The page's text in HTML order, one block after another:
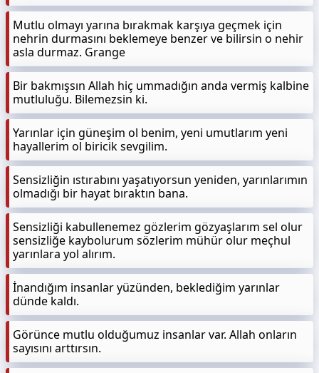
Mutlu olmayı yarına bırakmak karşıya geçmek için
nehrin durmasını beklemeye benzer ve bilirsin o nehir
asla durmaz. Grange
Bir bakmışsın Allah hiç ummadığın anda vermiş kalbine
mutluluğu. Bilemezsin ki.
Yarınlar için güneşim ol benim, yeni umutlarım yeni
hayallerim ol biricik sevgilim.
Sensizliğin ıstırabını yaşatıyorsun yeniden, yarınlarımın
olmadığı bir hayat bıraktın bana.
Sensizliği kabullenemez gözlerim gözyaşlarım sel olur
sensizliğe kaybolurum sözlerim mühür olur meçhul
yarınlara yol alırım.
İnandığım insanlar yüzünden, beklediğim yarınlar
dünde kaldı.
Görünce mutlu olduğumuz insanlar var. Allah onların
sayısını arttırsın.